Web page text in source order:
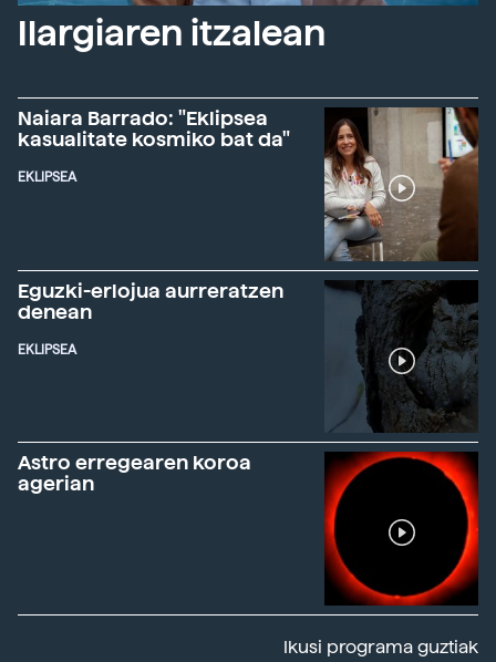
Ilargiaren itzalean
Naiara Barrado: "Eklipsea
kasualitate kosmiko bat da"
EKLIPSEA
Eguzki-erlojua aurreratzen
denean
EKLIPSEA
Astro erregearen koroa
agerian
Ikusi programa guztiak